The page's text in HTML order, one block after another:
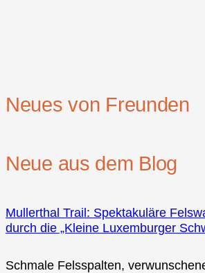
Neues von Freunden
Neue aus dem Blog
Mullerthal Trail: Spektakuläre
durch die „Kleine Luxemburger
Schmale Felsspalten,